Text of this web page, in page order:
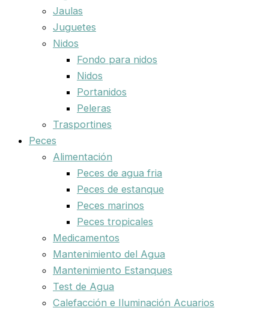
Jaulas
Juguetes
Nidos
Fondo para nidos
Nidos
Portanidos
Peleras
Trasportines
Peces
Alimentación
Peces de agua fria
Peces de estanque
Peces marinos
Peces tropicales
Medicamentos
Mantenimiento del Agua
Mantenimiento Estanques
Test de Agua
Calefacción e Iluminación Acuarios